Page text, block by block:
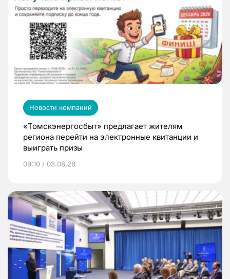
Новости компаний
«Томскэнергосбыт» предлагает жителям
региона перейти на электронные квитанции и
выиграть призы
09:10 / 03.08.26